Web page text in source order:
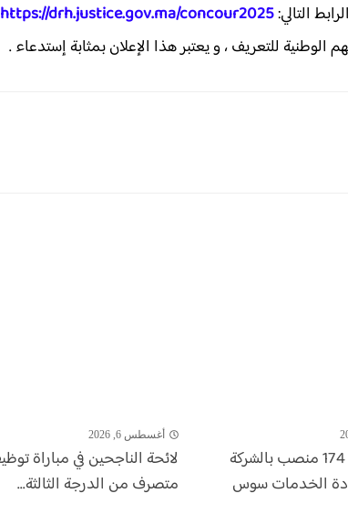
التالي:https://drh.justice.gov.ma/concour2025
للتعريف ، و يعتبر هذا الإعلان بمثابة إستدعاء .
مباراة توظيف 174 منصب بالشركة
الخدمات سوس
أغسطس 6, 2026
متصرف من الدرجة الثالثة...